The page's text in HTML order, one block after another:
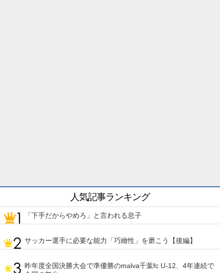
人気記事ランキング
「下手だからやめろ」と言われる息子
サッカー選手に必要な能力「巧緻性」を磨こう【後編】
昨年度全国決勝大会で準優勝のmalva千葉fc U-12、4年連続で